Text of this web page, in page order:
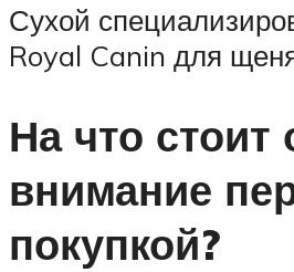
Сухой
Royal Canin для
На что стоит
внимание
покупкой?